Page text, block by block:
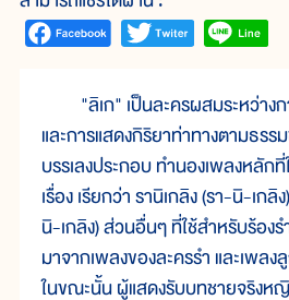
"ลิเก" เป็นละครผสมระหว่างก
และการแสดงกิริยาท่าทางตามธร
บรรเลงประกอบ ทำนองเพลงหลัก
เรื่อง เรียกว่า รานิเกลิง (รา-นิ-เก
นิ-เกลิง) ส่วนอื่นๆ ที่ใช้สำหรับร้อง
มาจากเพลงของละครรำ และเพล
ในขณะนั้น ผู้แสดงรับบทชายจริงห